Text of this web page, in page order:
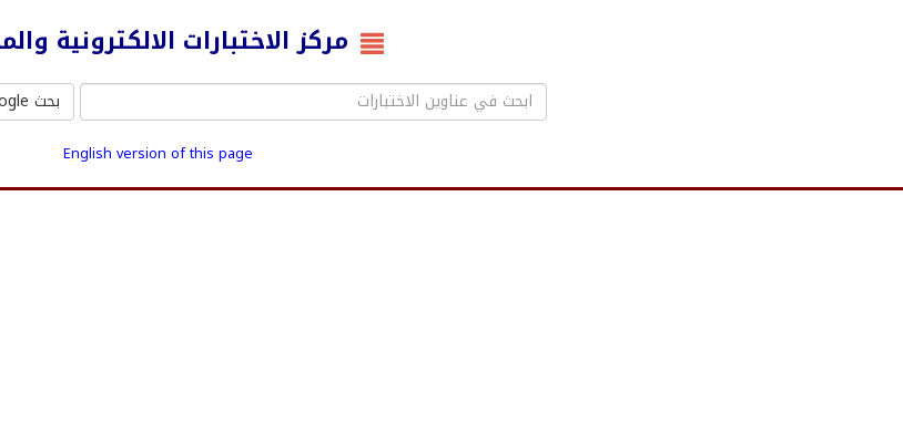
مركز الاختبارات الالكترونية
بحث Google
English version of this page